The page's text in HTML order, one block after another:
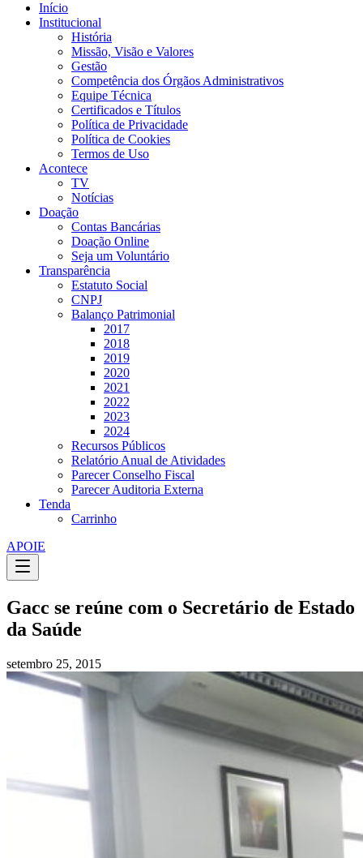
Início
Institucional
História
Missão, Visão e Valores
Gestão
Competência dos Órgãos Administrativos
Equipe Técnica
Certificados e Títulos
Política de Privacidade
Política de Cookies
Termos de Uso
Acontece
TV
Notícias
Doação
Contas Bancárias
Doação Online
Seja um Voluntário
Transparência
Estatuto Social
CNPJ
Balanço Patrimonial
2017
2018
2019
2020
2021
2022
2023
2024
Recursos Públicos
Relatório Anual de Atividades
Parecer Conselho Fiscal
Parecer Auditoria Externa
Tenda
Carrinho
APOIE
Gacc se reúne com o Secretário de Estado
da Saúde
setembro 25, 2015